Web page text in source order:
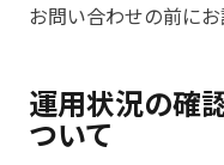
お問い合わせの前にお
運用状況の確
ついて